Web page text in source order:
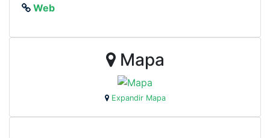
Web
Mapa
Expandir Mapa